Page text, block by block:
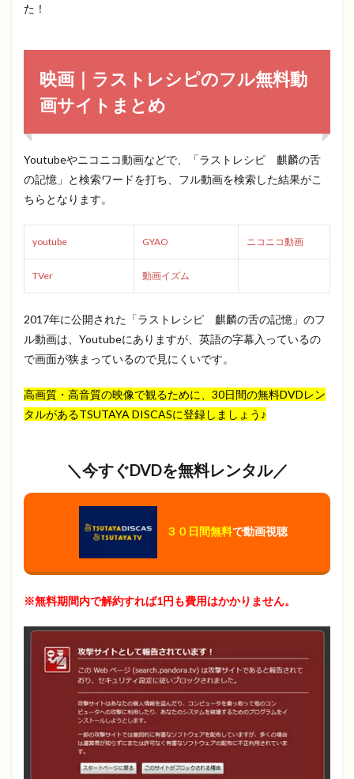
た！
映画｜ラストレシピのフル無料動
画サイトまとめ
Youtubeやニコニコ動画などで、「ラストレシピ 麒麟の舌
の記憶」と検索ワードを打ち、フル動画を検索した結果がこ
ちらとなります。
youtube GYAO ニコニコ動画
TVer 動画イズム
2017年に公開された「ラストレシピ 麒麟の舌の記憶」のフ
ル動画は、Youtubeにありますが、英語の字幕入っているの
で画面が狭まっているので見にくいです。
高画質・高音質の映像で観るために、30日間の無料DVDレン
タルがあるTSUTAYA DISCASに登録しましょう♪
＼今すぐDVDを無料レンタル／
３０日間無料で動画視聴
※無料期間内で解約すれば1円も費用はかかりません。